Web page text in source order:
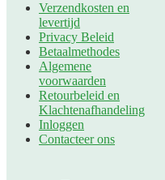
Verzendkosten en
levertijd
Privacy Beleid
Betaalmethodes
Algemene
voorwaarden
Retourbeleid en
Klachtenafhandeling
Inloggen
Contacteer ons